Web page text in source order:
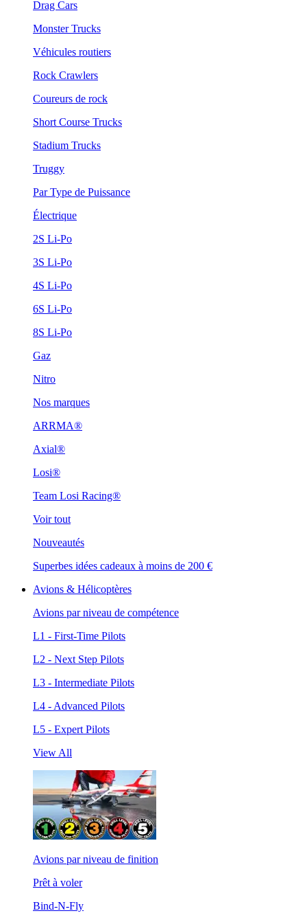
Drag Cars
Monster Trucks
Véhicules routiers
Rock Crawlers
Coureurs de rock
Short Course Trucks
Stadium Trucks
Truggy
Par Type de Puissance
Électrique
2S Li-Po
3S Li-Po
4S Li-Po
6S Li-Po
8S Li-Po
Gaz
Nitro
Nos marques
ARRMA®
Axial®
Losi®
Team Losi Racing®
Voir tout
Nouveautés
Superbes idées cadeaux à moins de 200 €
Avions & Hélicoptères
Avions par niveau de compétence
L1 - First-Time Pilots
L2 - Next Step Pilots
L3 - Intermediate Pilots
L4 - Advanced Pilots
L5 - Expert Pilots
View All
Avions par niveau de finition
Prêt à voler
Bind-N-Fly